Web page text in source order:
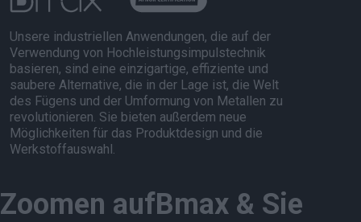
Unsere industriellen Anwendungen, die auf der
Verwendung von Hochleistungsimpulstechnik
basieren, sind eine einzigartige, effiziente und
saubere Alternative, die in der Lage ist, die Welt
des Fügens und der Umformung von Metallen zu
revolutionieren. Sie bieten außerdem neue
Möglichkeiten für das Produktdesign und die
Werkstoffauswahl.
Zoomen aufBmax & Sie